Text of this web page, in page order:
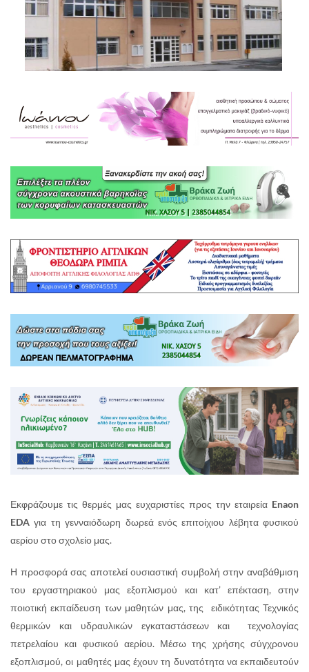
Εκφράζουμε τις θερμές μας ευχαριστίες προς την εταιρεία Enaon
EDA για τη γενναιόδωρη δωρεά ενός επιτοίχιου λέβητα φυσικού
αερίου στο σχολείο μας.
Η προσφορά σας αποτελεί ουσιαστική συμβολή στην αναβάθμιση
του εργαστηριακού μας εξοπλισμού και κατ’ επέκταση, στην
ποιοτική εκπαίδευση των μαθητών μας, της ειδικότητας Τεχνικός
θερμικών και υδραυλικών εγκαταστάσεων και τεχνολογίας
πετρελαίου και φυσικού αερίου. Μέσω της χρήσης σύγχρονου
εξοπλισμού, οι μαθητές μας έχουν τη δυνατότητα να εκπαιδευτούν